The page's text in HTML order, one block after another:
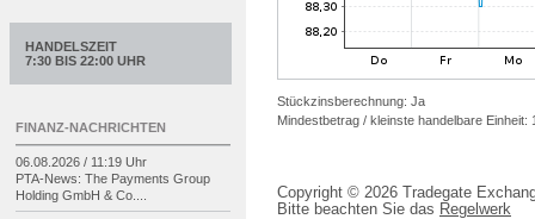
Stückzinsberechnung: Ja
Mindestbetrag / kleinste handelbare Einheit:
Copyright © 2026 Tradegate
Bitte beachten Sie das Regelwerk
HANDELSZEIT
7:30 BIS 22:00 UHR
FINANZ-NACHRICHTEN
06.08.2026 / 11:19 Uhr
PTA-News: The Payments Group
Holding GmbH & Co....